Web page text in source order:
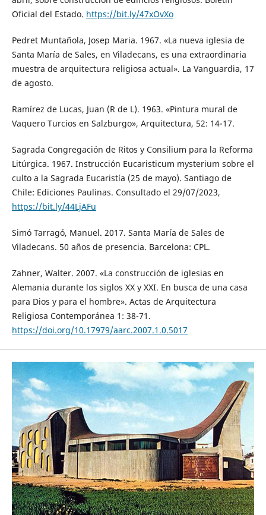
Oficial del Estado. https://bit.ly/47xOvXo
Pedret Muntañola, Josep Maria. 1967. «La nueva iglesia de
Santa María de Sales, en Viladecans, es una extraordinaria
muestra de arquitectura religiosa actual». La Vanguardia, 17
de agosto.
Ramírez de Lucas, Juan (R de L). 1963. «Pintura mural de
Vaquero Turcios en Salzburgo», Arquitectura, 52: 14-17.
Sagrada Congregación de Ritos y Consilium para la Reforma
Litúrgica. 1967. Instrucción Eucaristicum mysterium sobre el
culto a la Sagrada Eucaristía (25 de mayo). Santiago de
Chile: Ediciones Paulinas. Consultado el 29/07/2023,
https://bit.ly/44LjAFu
Simó Tarragó, Manuel. 2017. Santa María de Sales de
Viladecans. 50 años de presencia. Barcelona: CPL.
Zahner, Walter. 2007. «La construcción de iglesias en
Alemania durante los siglos XX y XXI. En busca de una casa
para Dios y para el hombre». Actas de Arquitectura
Religiosa Contemporánea 1: 38-71.
https://doi.org/10.17979/aarc.2007.1.0.5017